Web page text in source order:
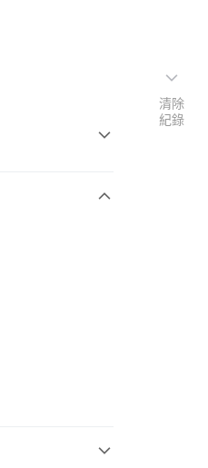
清除
紀錄